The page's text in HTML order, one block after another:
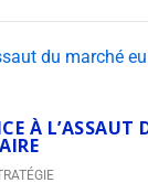
À L’ASSAUT